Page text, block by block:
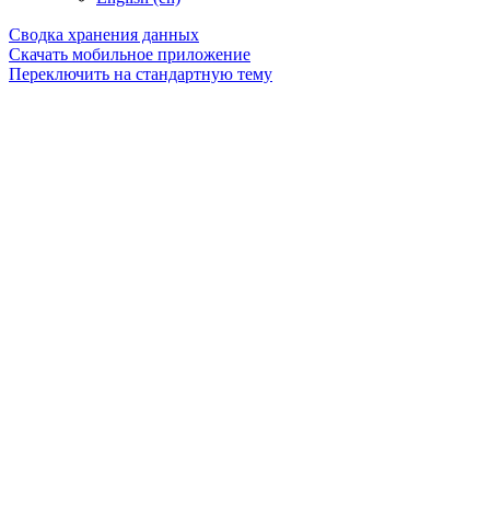
Сводка хранения данных
Скачать мобильное приложение
Переключить на стандартную тему